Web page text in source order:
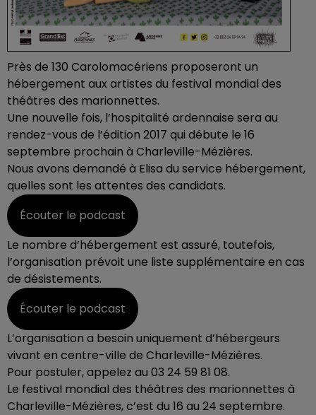
Près de 130 Carolomacériens proposeront un
hébergement aux artistes du festival mondial des
théâtres des marionnettes.
Une nouvelle fois, l’hospitalité ardennaise sera au
rendez-vous de l’édition 2017 qui débute le 16
septembre prochain à Charleville-Mézières.
Nous avons demandé à Elisa du service hébergement,
quelles sont les attentes des candidats.
Écouter le podcast
Le nombre d’hébergement est assuré, toutefois,
l’organisation prévoit une liste supplémentaire en cas
de désistements.
Écouter le podcast
L’organisation a besoin uniquement d’hébergeurs
vivant en centre-ville de Charleville-Mézières.
Pour postuler, appelez au 03 24 59 81 08.
Le festival mondial des théâtres des marionnettes à
Charleville-Mézières, c’est du 16 au 24 septembre.